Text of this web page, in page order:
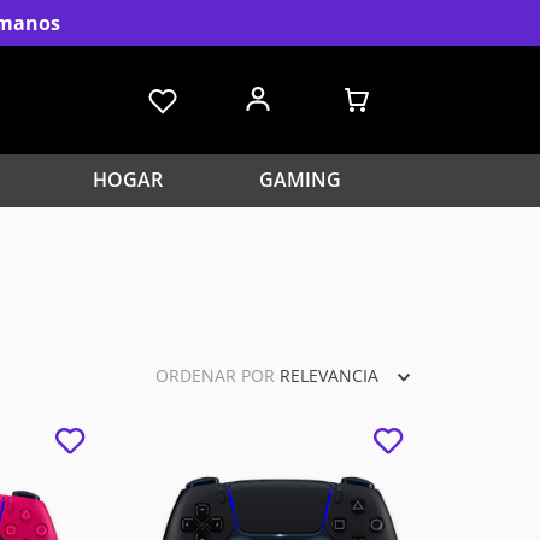
HOGAR GAMING
ORDENAR POR RELEVANCIA